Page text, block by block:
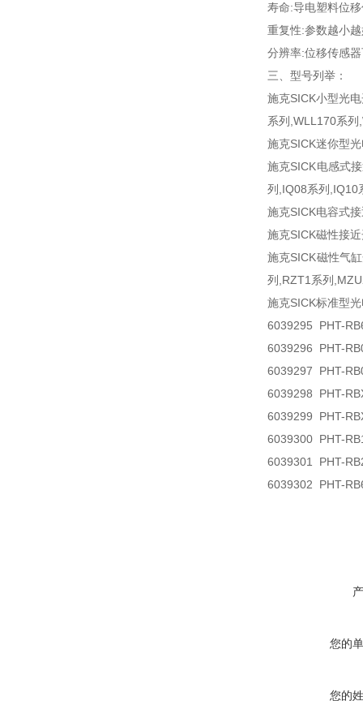
寿命:导电塑料位
重复性:参数越小
分辨率:位移传感
三、型号列举：
施克SICK小型光
系列,WLL170系
施克SICK迷你型
施克SICK电感式
列,IQ08系列,IQ10
施克SICK电容式
施克SICK磁性接
施克SICK磁性气
列,RZT1系列
施克SICK标准型
6039295 PHT-
6039296 PHT-
6039297 PHT-
6039298 PHT-
6039299 PHT-
6039300 PHT-
6039301 PHT-
6039302 PHT-
您的
您的